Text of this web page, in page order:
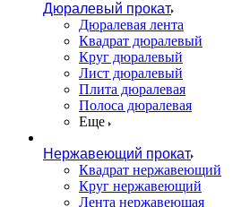
Дюралевый прокат
Дюралевая лента
Квадрат дюралевый
Круг дюралевый
Лист дюралевый
Плита дюралевая
Полоса дюралевая
Еще
Нержавеющий прокат
Квадрат нержавеющий
Круг нержавеющий
Лента нержавеющая